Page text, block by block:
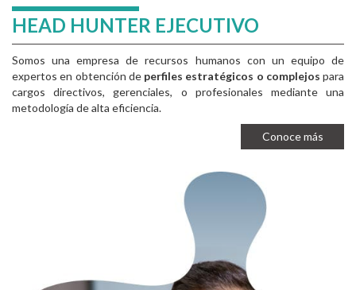
HEAD HUNTER EJECUTIVO
Somos una empresa de recursos humanos con un equipo de
expertos en obtención de perfiles estratégicos o complejos para
cargos directivos, gerenciales, o profesionales mediante una
metodología de alta eficiencia.
Conoce más